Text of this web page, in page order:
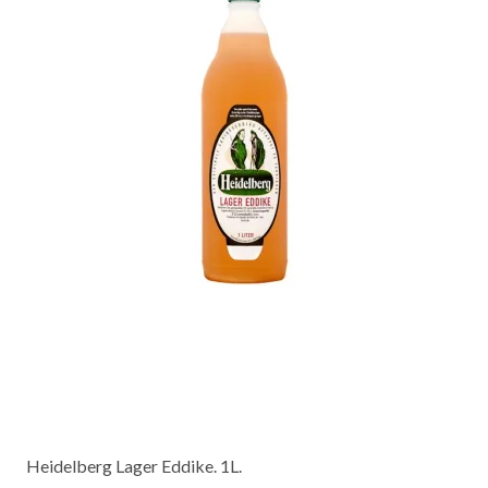
Heidelberg Lager Eddike. 1L.